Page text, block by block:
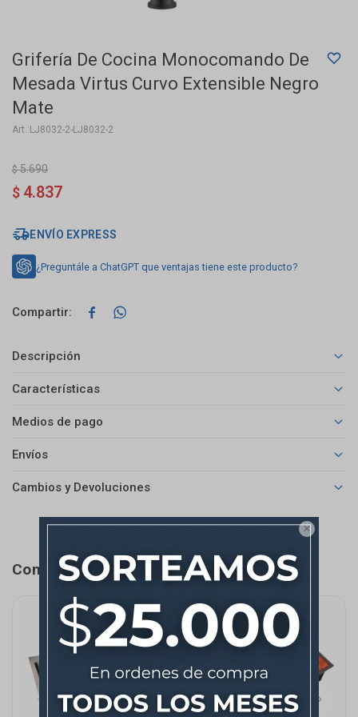

Grifería De Cocina Monocomando De
Mesada Virtus Curvo Extensible Negro
Mate
LJ8032-2-LJ8032-2
$ 4.837
$ 5.690
ENVÍO EXPRESS
¿Preguntále a ChatGPT que ventajas tiene este producto?
 
Descripción
Características
Medios de pago
Envíos
Cambios y Devoluciones
Completá tu compra